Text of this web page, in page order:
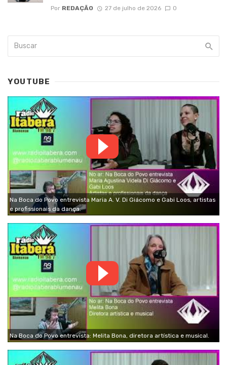
Por REDAÇÃO 27 de julho de 2026 0
YOUTUBE
Na Boca do Povo entrevista Maria A. V. Di Giácomo e Gabi Loos, artistas
e profissionais da dança.
Na Boca do Povo entrevista: Melita Bona, diretora artística e musical.